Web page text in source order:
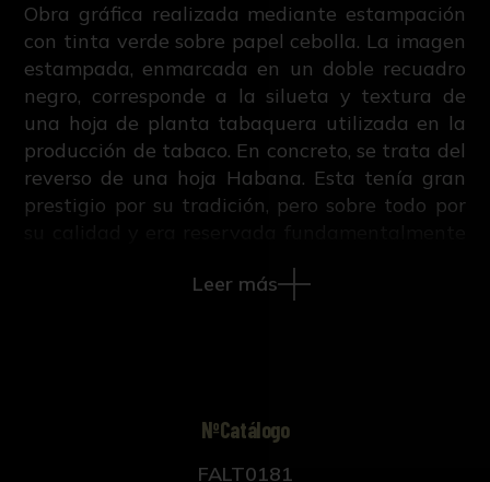
Obra gráfica realizada mediante estampación
con tinta verde sobre papel cebolla. La imagen
estampada, enmarcada en un doble recuadro
negro, corresponde a la silueta y textura de
una hoja de planta tabaquera utilizada en la
producción de tabaco. En concreto, se trata del
reverso de una hoja Habana. Esta tenía gran
prestigio por su tradición, pero sobre todo por
Las variedades más importantes eran Vuelta
Compañía Arrendataria de Tabacos
(Constituida en 1887, que en 1945 pasa a ser
Leer más
NºCatálogo
FALT0181